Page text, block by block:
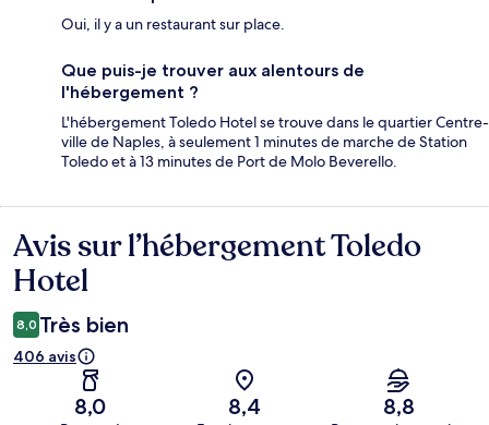
Oui, il y a un restaurant sur place.
Que puis-je trouver aux alentours de
l'hébergement ?
L'hébergement Toledo Hotel se trouve dans le quartier Centre-
ville de Naples, à seulement 1 minutes de marche de Station
Toledo et à 13 minutes de Port de Molo Beverello.
Avis
Avis sur l’hébergement Toledo
Hotel
8,0 Très bien
406 avis
8,0 8,4 8,8